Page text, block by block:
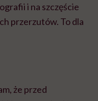
i na szczęście
przerzutów. To dla
że przed